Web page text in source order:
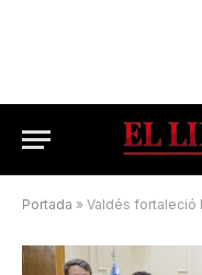
Portada » Valdés fortaleció